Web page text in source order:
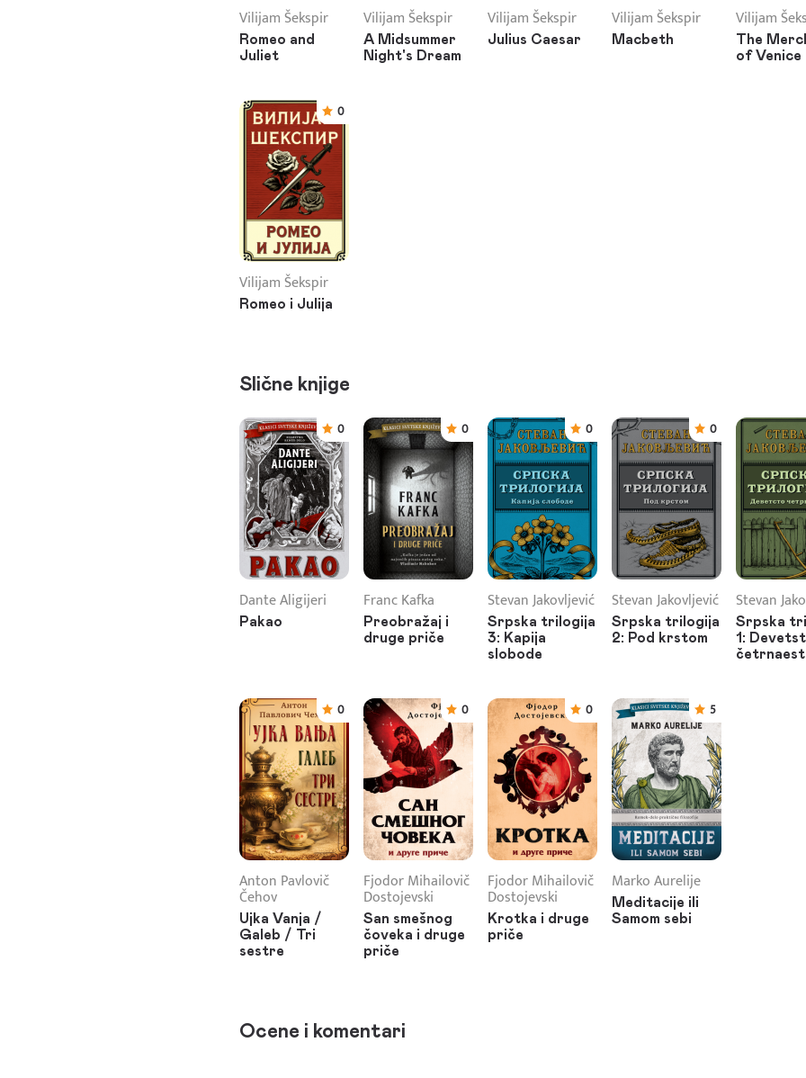
Vilijam Šekspir
Romeo and
Juliet
Vilijam Šekspir
A Midsummer
Night's Dream
Vilijam Šekspir
Julius Caesar
Vilijam Šekspir
Macbeth
Vilijam
The
of Venice
0
Vilijam Šekspir
Romeo i Julija
Slične knjige
0
Dante Aligijeri
Pakao
0
Franc Kafka
Preobražaj i
druge priče
0
Stevan Jakovljević
Srpska trilogija
3: Kapija
slobode
0
Stevan Jakovljević
Srpska trilogija
2: Pod krstom
Stevan
Srpska
1:
0
Anton Pavlovič
Čehov
Ujka Vanja /
Galeb / Tri
sestre
0
Fjodor Mihailovič
Dostojevski
San smešnog
čoveka i druge
priče
0
Fjodor Mihailovič
Dostojevski
Krotka i druge
priče
5
Marko Aurelije
Meditacije ili
Samom sebi
Ocene i komentari